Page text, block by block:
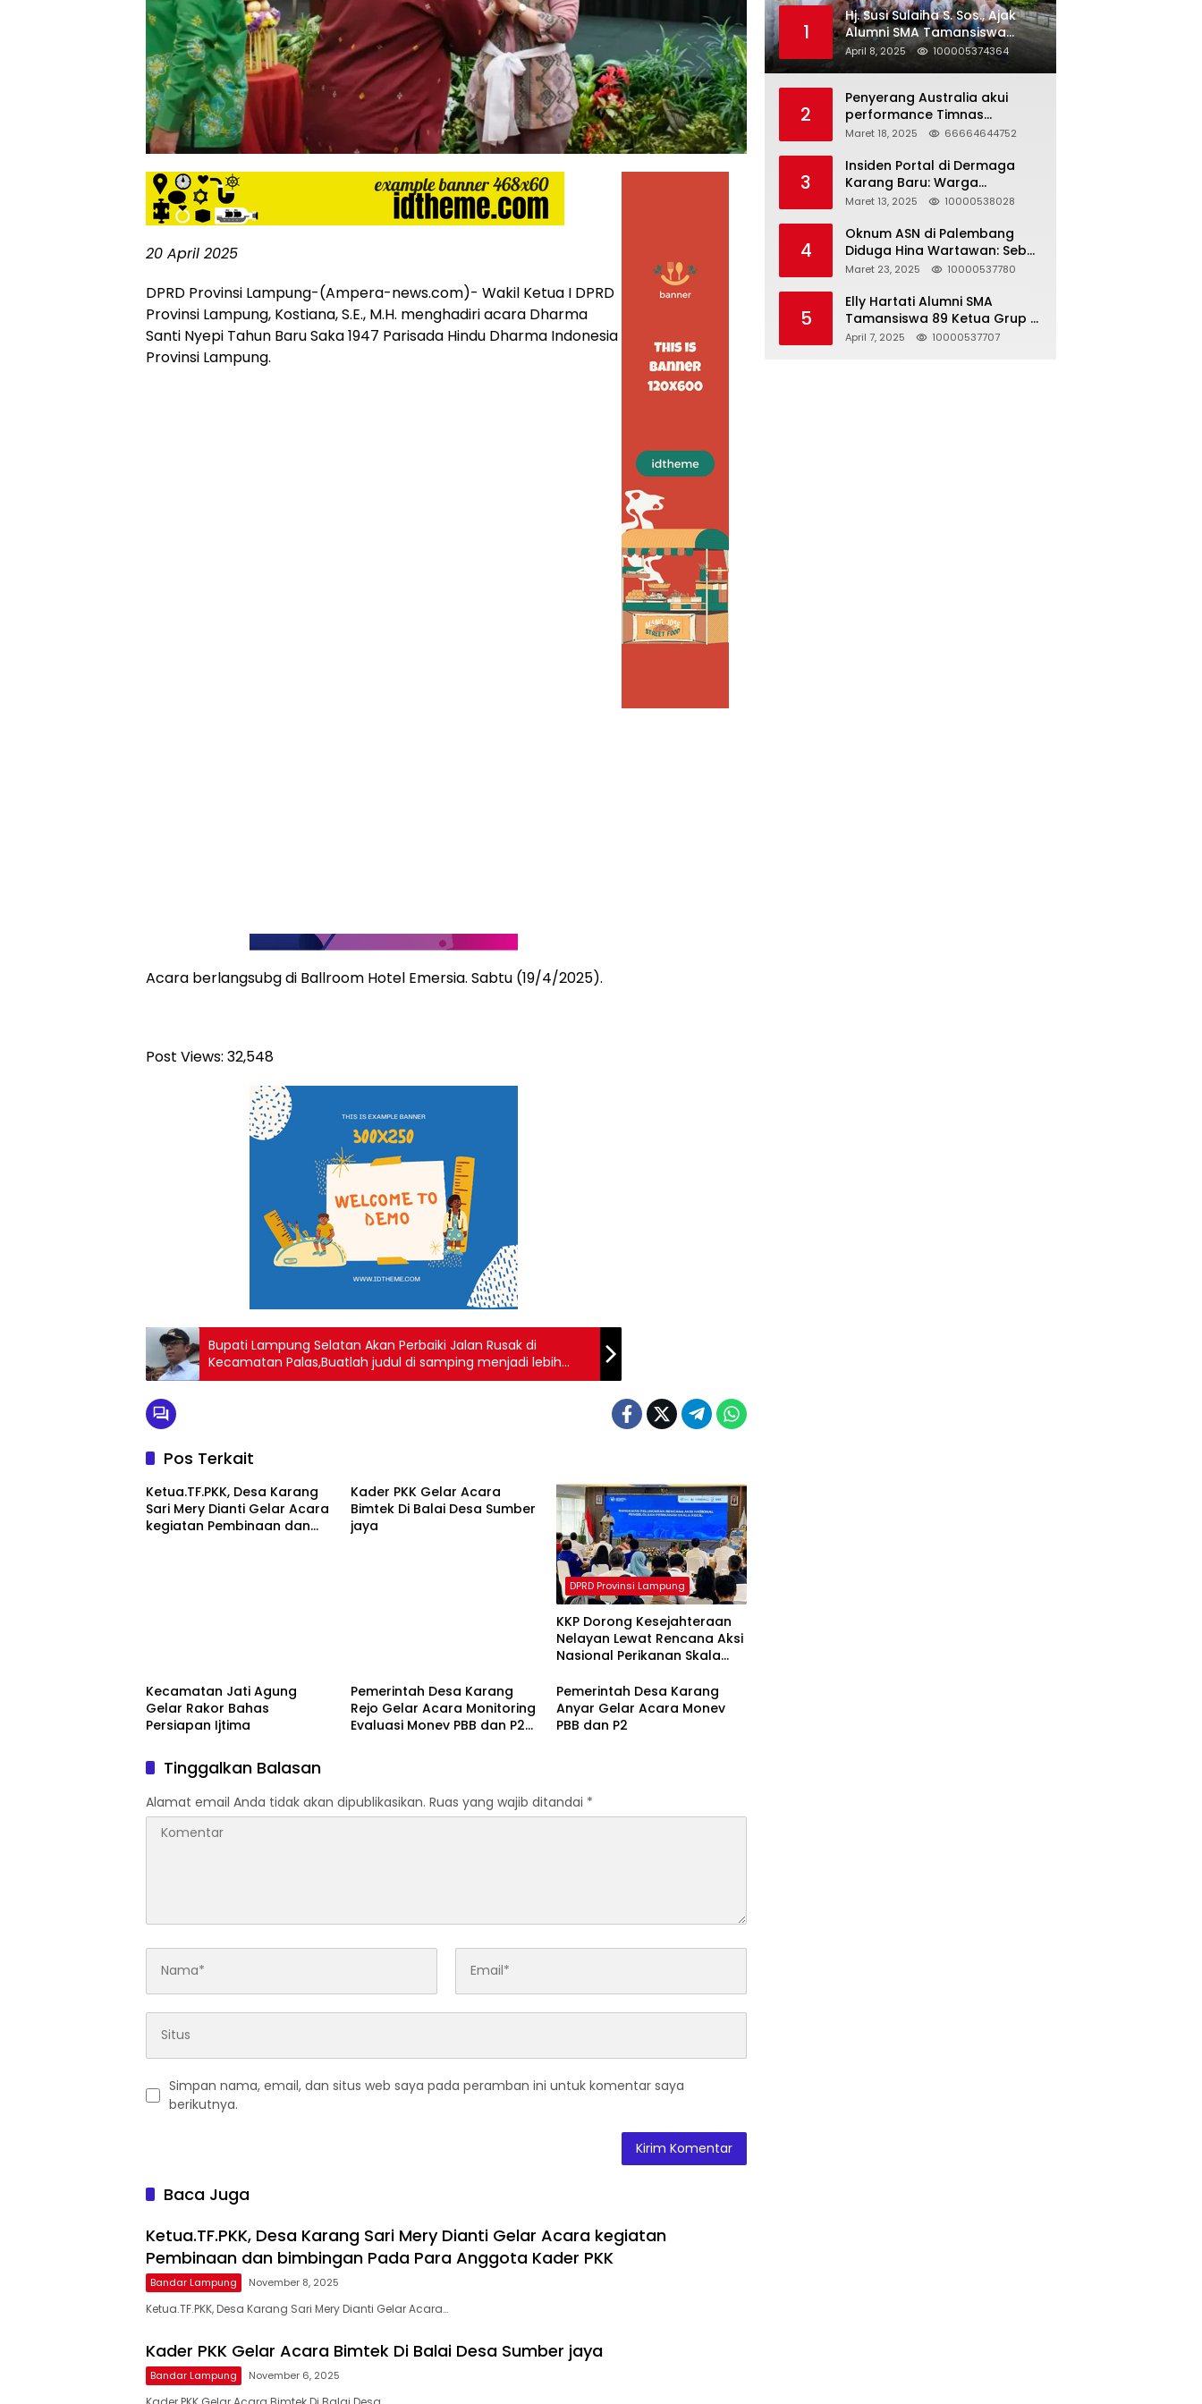
siber
lebih
eksklusif,
bergaya
trendi,
mengandung
unsur
edukasi,
hidup,
hiburan,
bebas
SARA,
dan
berita
asusila
Media
20 April 2025
DPRD Provinsi Lampung-(Ampera-news.com)- Wakil Ketua I DPRD
Provinsi Lampung, Kostiana, S.E., M.H. menghadiri acara Dharma
Santi Nyepi Tahun Baru Saka 1947 Parisada Hindu Dharma Indonesia
Provinsi Lampung.
Acara berlangsubg di Ballroom Hotel Emersia. Sabtu (19/4/2025).
Post Views: 32,548
Bupati Lampung Selatan Akan Perbaiki Jalan Rusak di
Kecamatan Palas,Buatlah judul di samping menjadi lebih
menarik
Pos Terkait
Ketua.TF.PKK, Desa Karang
Sari Mery Dianti Gelar Acara
kegiatan Pembinaan dan
Kader PKK Gelar Acara
Bimtek Di Balai Desa Sumber
jaya
DPRD Provinsi Lampung
KKP Dorong Kesejahteraan
Nelayan Lewat Rencana Aksi
Nasional Perikanan Skala
Kecamatan Jati Agung
Gelar Rakor Bahas
Persiapan Ijtima
Pemerintah Desa Karang
Rejo Gelar Acara Monitoring
Evaluasi Monev PBB dan P2
Pemerintah Desa Karang
Anyar Gelar Acara Monev
PBB dan P2
Tinggalkan Balasan
Alamat email Anda tidak akan dipublikasikan. Ruas yang wajib ditandai *
Simpan nama, email, dan situs web saya pada peramban ini untuk komentar saya
berikutnya.
Baca Juga
Ketua.TF.PKK, Desa Karang Sari Mery Dianti Gelar Acara kegiatan
Pembinaan dan bimbingan Pada Para Anggota Kader PKK
Bandar Lampung November 8, 2025
Ketua.TF.PKK, Desa Karang Sari Mery Dianti Gelar Acara…
Kader PKK Gelar Acara Bimtek Di Balai Desa Sumber jaya
Bandar Lampung November 6, 2025
1
Hj. Susi Sulaiha S. Sos., Ajak
Alumni SMA Tamansiswa
Palembang Angkatan 91 Halal
Bihalal
April 8, 2025 100005374364
2
Penyerang Australia akui
performance Timnas
Indonesia
Maret 18, 2025 66664644752
3
Insiden Portal di Dermaga
Karang Baru: Warga
Klarifikasi dan Kritik
Akurat
Maret 13, 2025 10000538028
4
Oknum ASN di Palembang
Diduga Hina Wartawan: Sebut
Profesi Jurnalis Hanya
Berujung Dugaan
Pelanggaran UU ITE!
Maret 23, 2025 10000537780
5
Elly Hartati Alumni SMA
Tamansiswa 89 Ketua Grup S
4 Laksanakan Giat
April 7, 2025 10000537707